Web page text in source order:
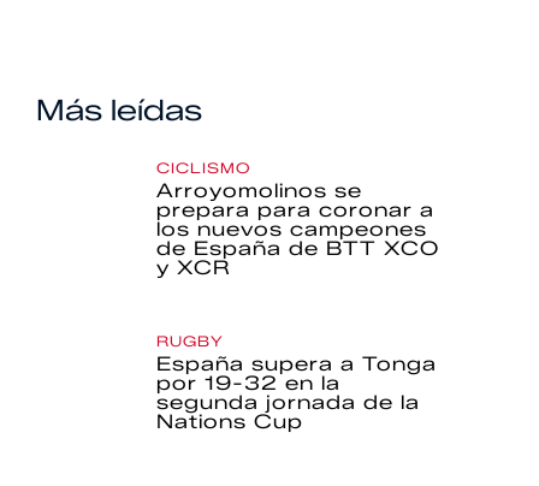
Más leídas
CICLISMO
Arroyomolinos se
prepara para coronar a
los nuevos campeones
de España de BTT XCO
y XCR
RUGBY
España supera a Tonga
por 19-32 en la
segunda jornada de la
Nations Cup